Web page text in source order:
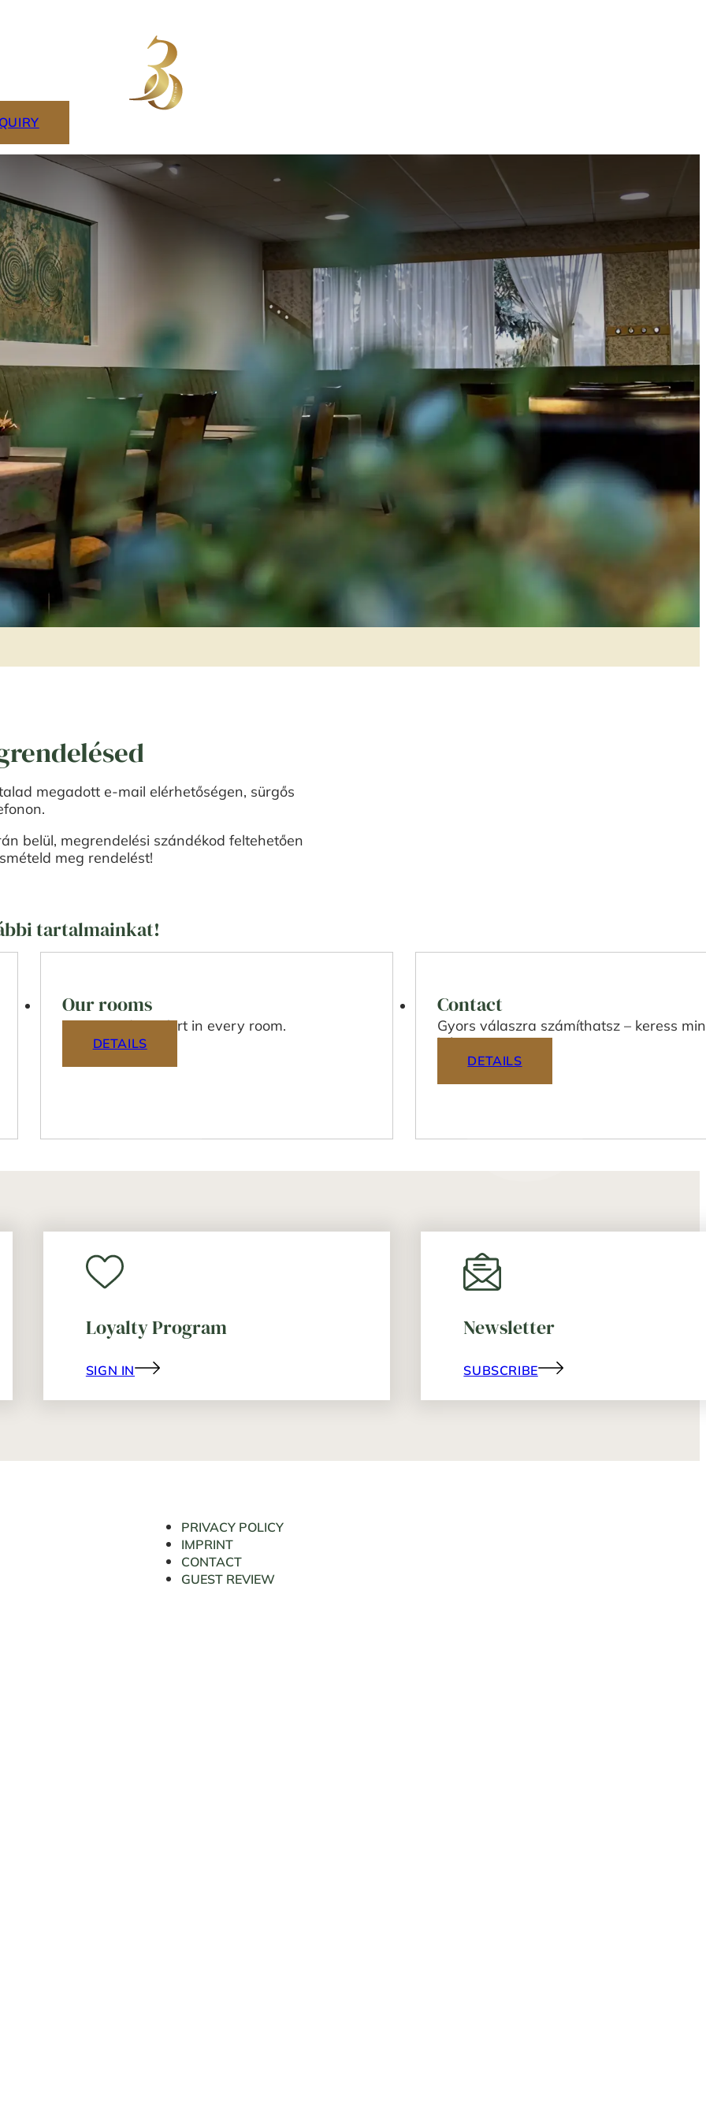
megadott e-mail elérhetőségen, sürgős
belül, megrendelési szándékod feltehetően
meg rendelést!
tartalmainkat!
Our rooms
Peace and comfort in every room.
DETAILS
Contact
Gyors válaszra számíthatsz – keress
bátran!
DETAILS
Loyalty Program
SIGN IN
Newsletter
SUBSCRIBE
PRIVACY POLICY
IMPRINT
CONTACT
GUEST REVIEW